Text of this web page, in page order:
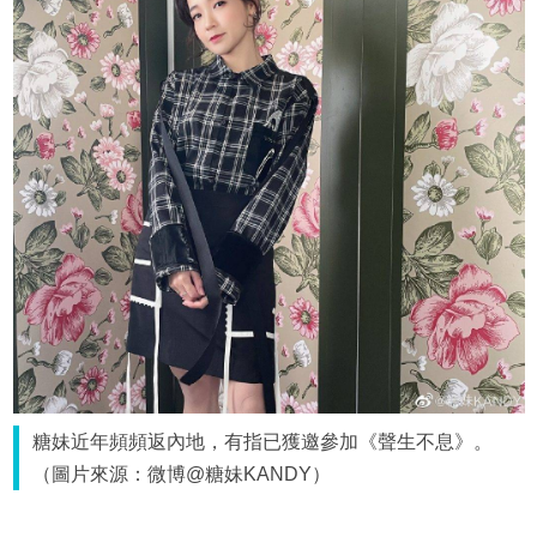
糖妹近年頻頻返內地，有指已獲邀參加《聲生不息》。
（圖片來源：微博@糖妹KANDY）